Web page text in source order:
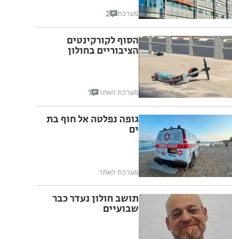
מערכת 2
הסוף לקורקינטים
הציבוריים בחולון
מערכת האתר 1
גופה נפלטה אל חוף בת
ים
מערכת האתר
תושב חולון נעדר כבר
שבועיים